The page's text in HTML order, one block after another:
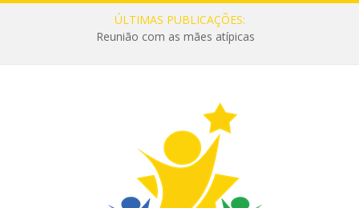
ÚLTIMAS PUBLICAÇÕES:
Reunião com as mães atípicas